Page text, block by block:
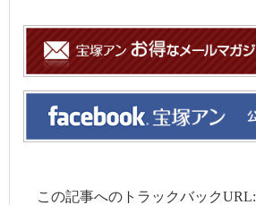
この記事へのトラックバックURL: